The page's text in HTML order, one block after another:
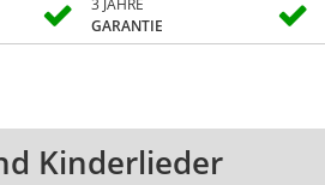
GARANTIE
Kinderlieder